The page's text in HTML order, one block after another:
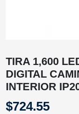
TIRA 1,600
DIGITAL
INTERIOR
$724.55